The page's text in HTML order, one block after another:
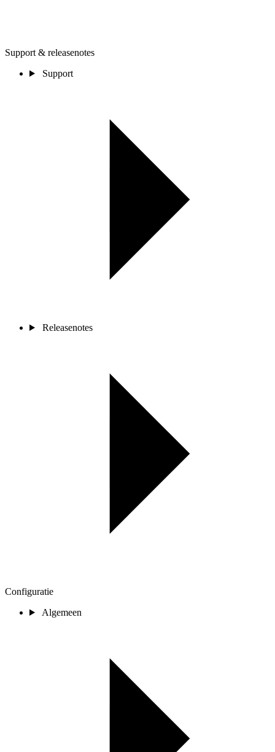
Support & releasenotes
Support
Releasenotes
Configuratie
Algemeen